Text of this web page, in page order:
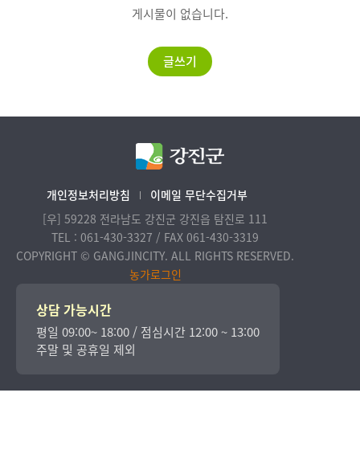
게시물이 없습니다.
글쓰기
개인정보처리방침
이메일 무단수집거부
[우] 59228 전라남도 강진군 강진읍 탐진로 111
TEL : 061-430-3327 / FAX 061-430-3319
COPYRIGHT © GANGJINCITY. ALL RIGHTS RESERVED.
농가로그인
상담 가능시간
평일 09:00~ 18:00 / 점심시간 12:00 ~ 13:00
주말 및 공휴일 제외